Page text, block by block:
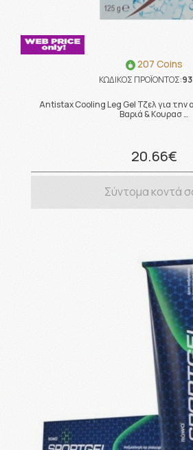
207 Coins
ΚΩΔΙΚΟΣ ΠΡΟΪΟΝΤΟΣ:
Antistax Cooling Leg Gel Τζελ για την
Βαριά & Κουρασ …
20.66€
Σύντομα κοντά